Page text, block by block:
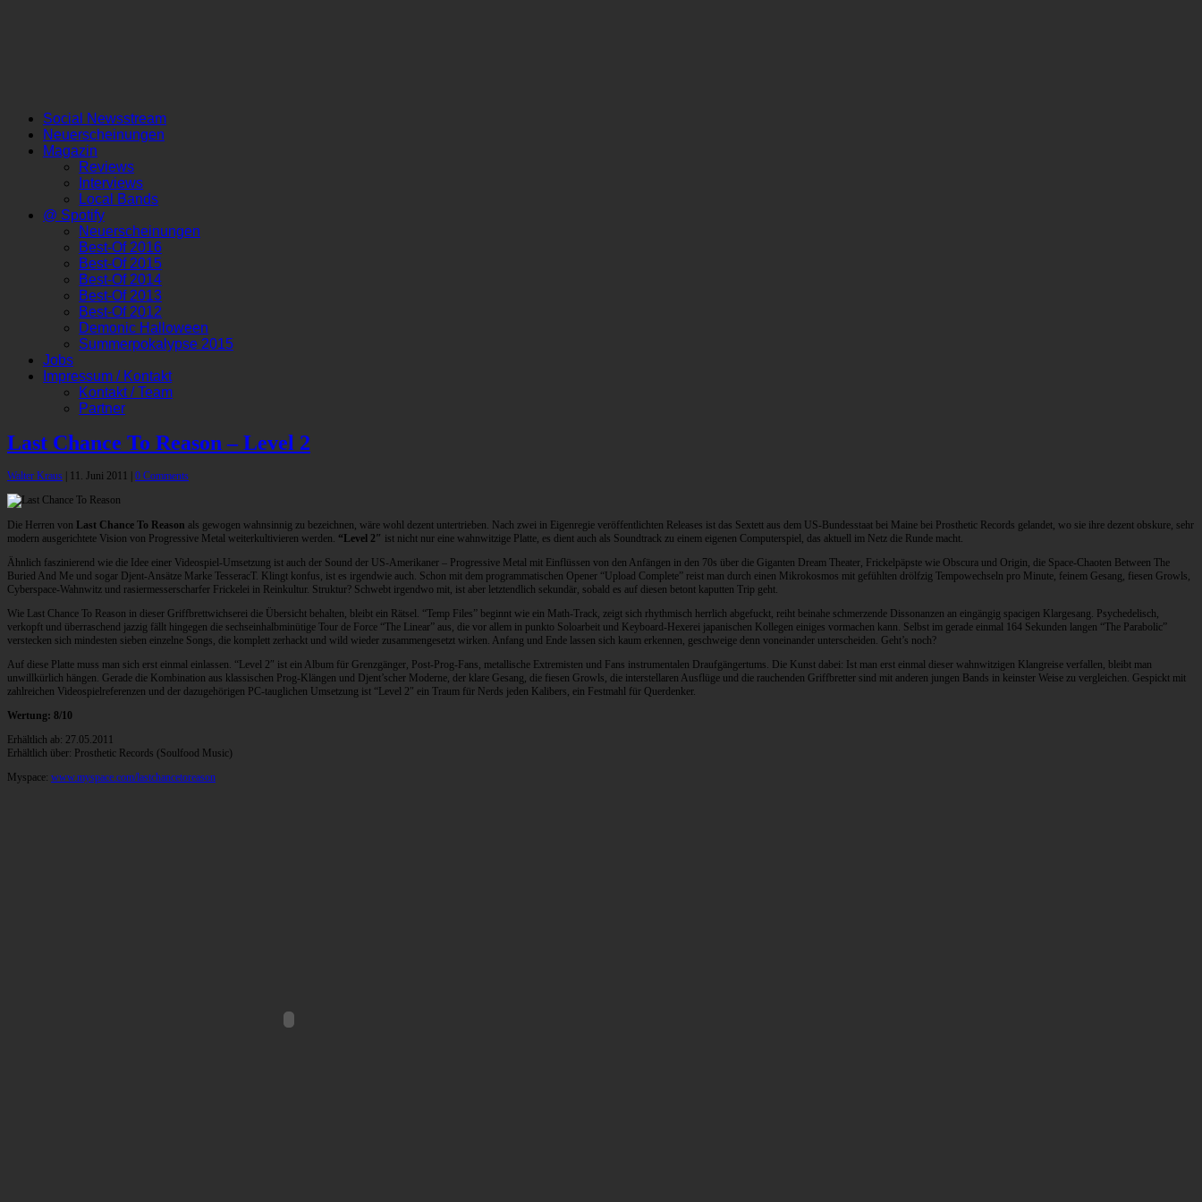
Social Newsstream
Neuerscheinungen
Magazin
Reviews
Interviews
Local Bands
@ Spotify
Neuerscheinungen
Best-Of 2016
Best-Of 2015
Best-Of 2014
Best-Of 2013
Best-Of 2012
Demonic Halloween
Summerpokalypse 2015
Jobs
Impressum / Kontakt
Kontakt / Team
Partner
Last Chance To Reason – Level 2
Walter Kraus 11. Juni 2011 0 Comments
Die Herren von Last Chance To Reason als gewogen wahnsinnig zu bezeichnen, wäre wohl dezent untertrieben. Nach zwei in Eigenregie veröffentlichten Releases ist das Sextett aus dem US-Bundesstaat bei Maine bei Prosthetic Records gelandet, wo sie ihre dezent obskure, sehr
modern ausgerichtete Vision von Progressive Metal weiterkultivieren werden. “Level 2″ ist nicht nur eine wahnwitzige Platte, es dient auch als Soundtrack zu einem eigenen Computerspiel, das aktuell im Netz die Runde macht.
Ähnlich faszinierend wie die Idee einer Videospiel-Umsetzung ist auch der Sound der US-Amerikaner – Progressive Metal mit Einflüssen von den Anfängen in den 70s über die Giganten Dream Theater, Frickelpäpste wie Obscura und Origin, die Space-Chaoten Between The
Buried And Me und sogar Djent-Ansätze Marke TesseracT. Klingt konfus, ist es irgendwie auch. Schon mit dem programmatischen Opener “Upload Complete” reist man durch einen Mikrokosmos mit gefühlten drölfzig Tempowechseln pro Minute, feinem Gesang, fiesen Growls,
Cyberspace-Wahnwitz und rasiermesserscharfer Frickelei in Reinkultur. Struktur? Schwebt irgendwo mit, ist aber letztendlich sekundär, sobald es auf diesen betont kaputten Trip geht.
Wie Last Chance To Reason in dieser Griffbrettwichserei die Übersicht behalten, bleibt ein Rätsel. “Temp Files” beginnt wie ein Math-Track, zeigt sich rhythmisch herrlich abgefuckt, reiht beinahe schmerzende Dissonanzen an eingängig spacigen Klargesang. Psychedelisch,
verkopft und überraschend jazzig fällt hingegen die sechseinhalbminütige Tour de Force “The Linear” aus, die vor allem in punkto Soloarbeit und Keyboard-Hexerei japanischen Kollegen einiges vormachen kann. Selbst im gerade einmal 164 Sekunden langen “The Parabolic”
verstecken sich mindesten sieben einzelne Songs, die komplett zerhackt und wild wieder zusammengesetzt wirken. Anfang und Ende lassen sich kaum erkennen, geschweige denn voneinander unterscheiden. Geht’s noch?
Auf diese Platte muss man sich erst einmal einlassen. “Level 2″ ist ein Album für Grenzgänger, Post-Prog-Fans, metallische Extremisten und Fans instrumentalen Draufgängertums. Die Kunst dabei: Ist man erst einmal dieser wahnwitzigen Klangreise verfallen, bleibt man
unwillkürlich hängen. Gerade die Kombination aus klassischen Prog-Klängen und Djent’scher Moderne, der klare Gesang, die fiesen Growls, die interstellaren Ausflüge und die rauchenden Griffbretter sind mit anderen jungen Bands in keinster Weise zu vergleichen. Gespickt mit
zahlreichen Videospielreferenzen und der dazugehörigen PC-tauglichen Umsetzung ist “Level 2″ ein Traum für Nerds jeden Kalibers, ein Festmahl für Querdenker.
Wertung: 8/10
Erhältlich ab: 27.05.2011
Erhältlich über: Prosthetic Records (Soulfood Music)
Myspace: www.myspace.com/lastchancetoreason